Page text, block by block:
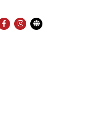
FACEBOOK
INSTAGRAM
Übersetzung